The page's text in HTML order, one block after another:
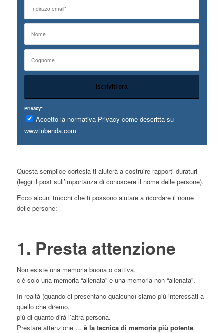
Privacy*
Accetto la normativa Privacy come descritta su
www.iubenda.com
Questa semplice cortesia ti aiuterà a costruire rapporti duraturi
(leggi il post sull’importanza di conoscere il nome delle persone).
Ecco alcuni trucchi che ti possono aiutare a ricordare il nome
delle persone:
1. Presta attenzione
Non esiste una memoria buona o cattiva,
c’è solo una memoria “allenata” e una memoria non “allenata”.
In realtà (quando ci presentano qualcuno) siamo più interessati a
quello che diremo,
più di quanto dirà l’altra persona.
Prestare attenzione … è la tecnica di memoria più potente.